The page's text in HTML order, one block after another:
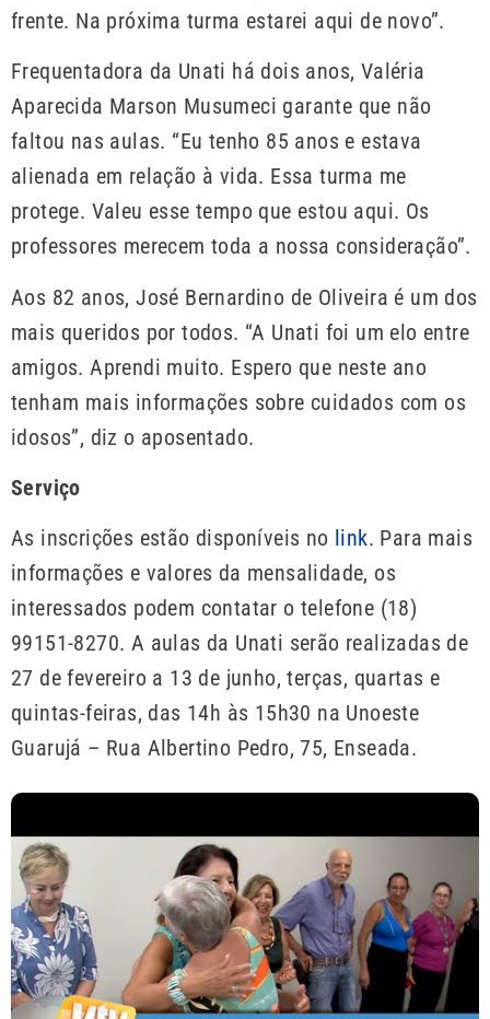
frente. Na próxima turma estarei aqui de novo”.
Frequentadora da Unati há dois anos, Valéria
Aparecida Marson Musumeci garante que não
faltou nas aulas. “Eu tenho 85 anos e estava
alienada em relação à vida. Essa turma me
protege. Valeu esse tempo que estou aqui. Os
professores merecem toda a nossa consideração”.
Aos 82 anos, José Bernardino de Oliveira é um dos
mais queridos por todos. “A Unati foi um elo entre
amigos. Aprendi muito. Espero que neste ano
tenham mais informações sobre cuidados com os
idosos”, diz o aposentado.
Serviço
As inscrições estão disponíveis no link. Para mais
informações e valores da mensalidade, os
interessados podem contatar o telefone (18)
99151-8270. A aulas da Unati serão realizadas de
27 de fevereiro a 13 de junho, terças, quartas e
quintas-feiras, das 14h às 15h30 na Unoeste
Guarujá – Rua Albertino Pedro, 75, Enseada.